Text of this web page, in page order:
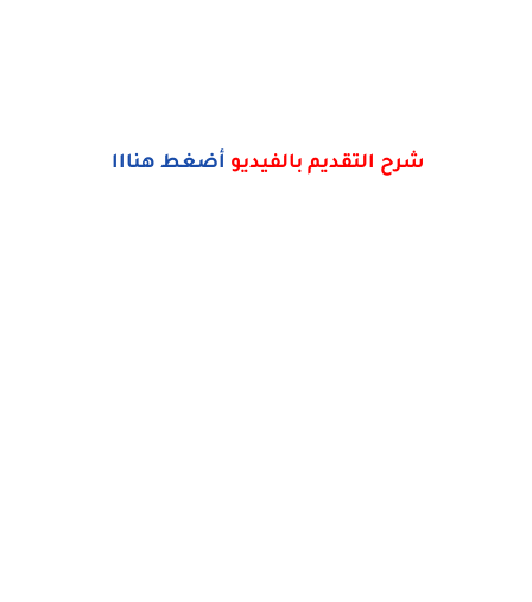
شرح التقديم بالفيديو أضغط هنااا